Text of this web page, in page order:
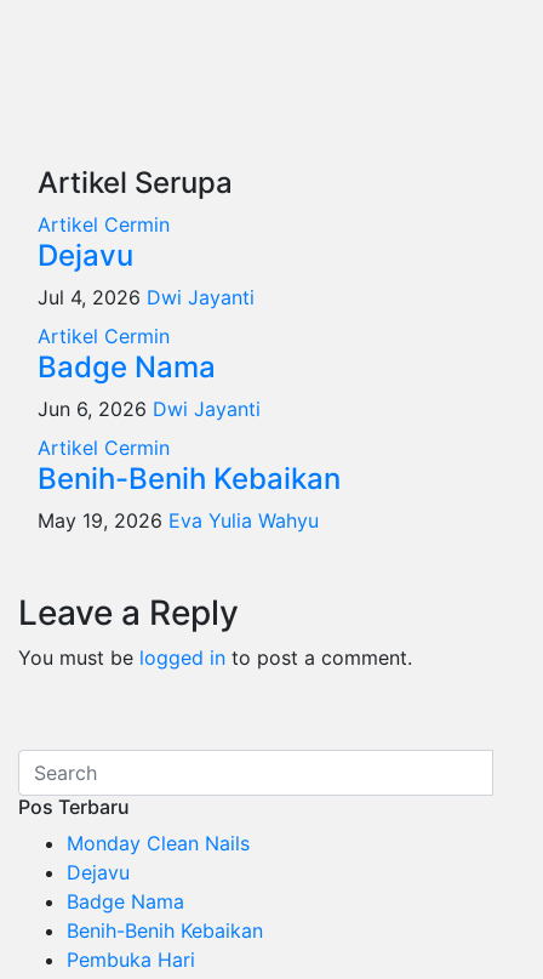
Artikel Serupa
Artikel Cermin
Dejavu
Jul 4, 2026 Dwi Jayanti
Artikel Cermin
Badge Nama
Jun 6, 2026 Dwi Jayanti
Artikel Cermin
Benih-Benih Kebaikan
May 19, 2026 Eva Yulia Wahyu
Leave a Reply
You must be logged in to post a comment.
Pos Terbaru
Monday Clean Nails
Dejavu
Badge Nama
Benih-Benih Kebaikan
Pembuka Hari